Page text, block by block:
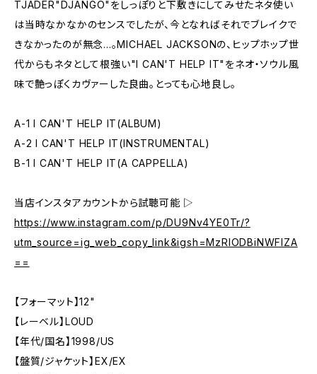
TJADER"DJANGO"をしっぽりと下敷きにしてみせたネタ使い
は当時なかなかのセンスでしたが、今となればそれでブレイクで
きなかったのが無念...。MICHAEL JACKSONの、ヒップホップ世
代からもネタとして根強い"I CAN'T HELP IT"をネオ・ソウル風
味で艶っぽくカヴァーした良曲。とっても心地良し。
A-1 I CAN'T HELP IT(ALBUM)
A-2 I CAN'T HELP IT(INSTRUMENTAL)
B-1 I CAN'T HELP IT(A CAPPELLA)
当店インスタアカウントから試聴可能 ▷
https://www.instagram.com/p/DU9Nv4YE0Tr/?
utm_source=ig_web_copy_link&igsh=MzRlODBiNWFlZA
==
【フォーマット】12"
【レーベル】LOUD
【年代/国名】1998/US
【盤質/ジャケット】EX/EX